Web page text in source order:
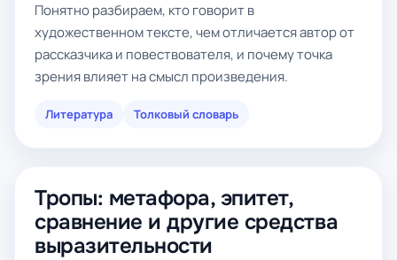
Понятно разбираем, кто говорит в
художественном тексте, чем отличается автор от
рассказчика и повествователя, и почему точка
зрения влияет на смысл произведения.
Литература Толковый словарь
Тропы: метафора, эпитет,
сравнение и другие средства
выразительности